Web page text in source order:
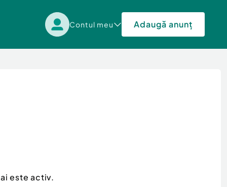
Contul meu Adaugă anunț
este activ.